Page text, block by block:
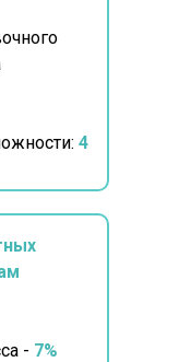
4
- 7%